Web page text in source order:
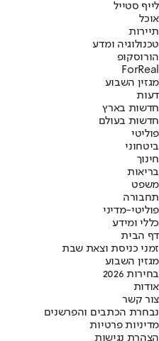
לייף סטייל
אוכל
תיירות
טכנולוגיה ומדע
הורוסקופ
ForReal
מגזין השבוע
דעות
חדשות בארץ
חדשות בעולם
פוליטי
ביטחוני
חינוך
בריאות
משפט
תחבורה
פוליטי-מדיני
כללי ומידע
דף הבית
זמני כניסת וצאת שבת
מגזין השבוע
בחירות 2026
אודות
צור קשר
נבחרת הכתבים והפרשנים
מדיניות פרטיות
הצהרת נגישות